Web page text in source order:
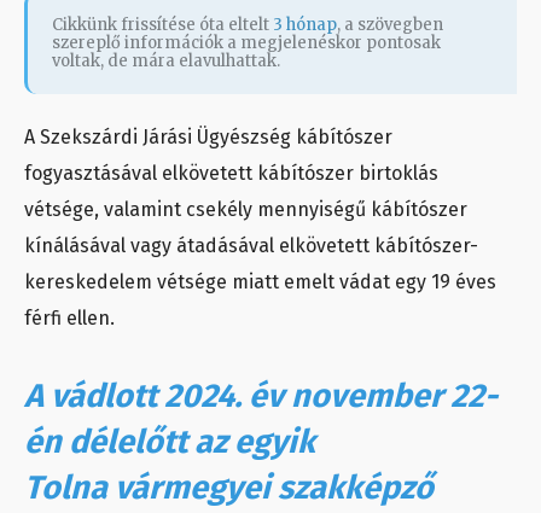
Cikkünk frissítése óta eltelt 3 hónap, a szövegben
szereplő információk a megjelenéskor pontosak
voltak, de mára elavulhattak.
A Szekszárdi Járási Ügyészség kábítószer
fogyasztásával elkövetett kábítószer birtoklás
vétsége, valamint csekély mennyiségű kábítószer
kínálásával vagy átadásával elkövetett kábítószer-
kereskedelem vétsége miatt emelt vádat egy 19 éves
férfi ellen.
A vádlott 2024. év november 22-
én délelőtt az egyik
Tolna vármegyei szakképző